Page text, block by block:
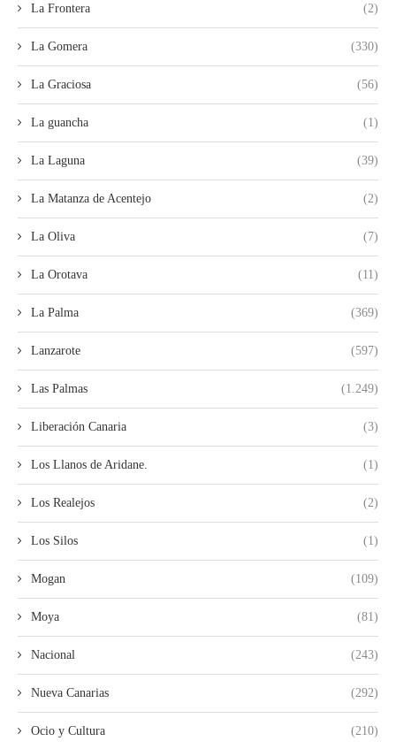
La Frontera (2)
La Gomera (330)
La Graciosa (56)
La guancha (1)
La Laguna (39)
La Matanza de Acentejo (2)
La Oliva (7)
La Orotava (11)
La Palma (369)
Lanzarote (597)
Las Palmas (1.249)
Liberación Canaria (3)
Los Llanos de Aridane. (1)
Los Realejos (2)
Los Silos (1)
Mogan (109)
Moya (81)
Nacional (243)
Nueva Canarias (292)
Ocio y Cultura (210)